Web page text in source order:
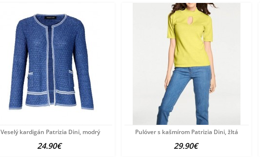
Veselý kardigán Patrizia Dini, modrý
24.90€
Pulóver s kašmírom Patrizia Dini, žltá
29.90€